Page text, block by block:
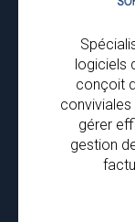
logiciels
conçoit
gérer
gestion